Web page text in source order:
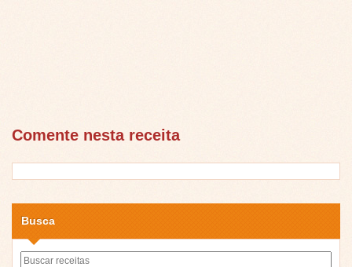
Comente nesta receita
Busca